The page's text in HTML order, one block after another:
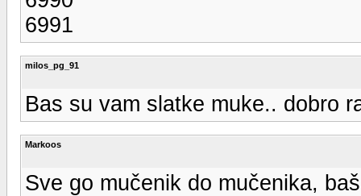
6991
milos_pg_91
Bas su vam slatke muke.. dobro
Markoos
Sve go mučenik do mučenika,